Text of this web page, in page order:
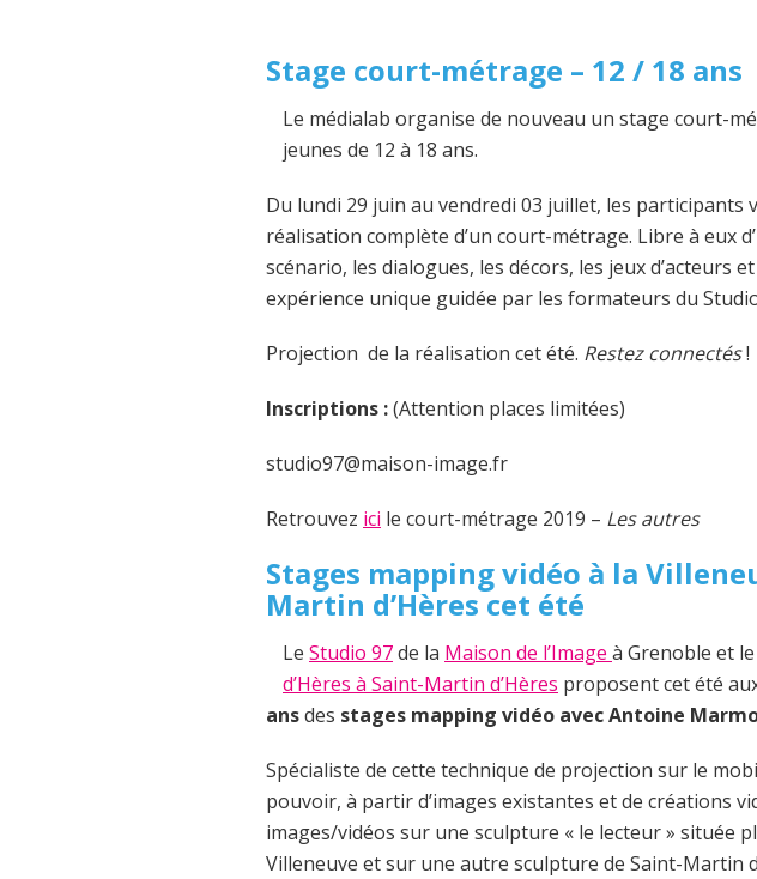
Stage court-métrage – 12 / 18 ans
Le médialab organise de nouveau un stage court-
jeunes de 12 à 18 ans.
Du lundi 29 juin au vendredi 03 juillet, les participants
réalisation complète d’un court-métrage. Libre à eux
scénario, les dialogues, les décors, les jeux d’acteurs
expérience unique guidée par les formateurs du
Projection de la réalisation cet été. Restez connectés!
Inscriptions :(Attention places limitées)
studio97@maison-image.fr
Retrouvez ici le court-métrage 2019 – Les autres
Stages mapping vidéo à la
Martin d’Hères cet été
Le Studio 97de la Maison de l’Image à Grenoble et
d’Hères à Saint-Martin d’Hères proposent cet été
ansdes stages mapping vidéo avec Antoine
Spécialiste de cette technique de projection sur le
pouvoir, à partir d’images existantes et de créations
images/vidéos sur une sculpture « le lecteur » située
Villeneuve et sur une autre sculpture de Saint-Martin